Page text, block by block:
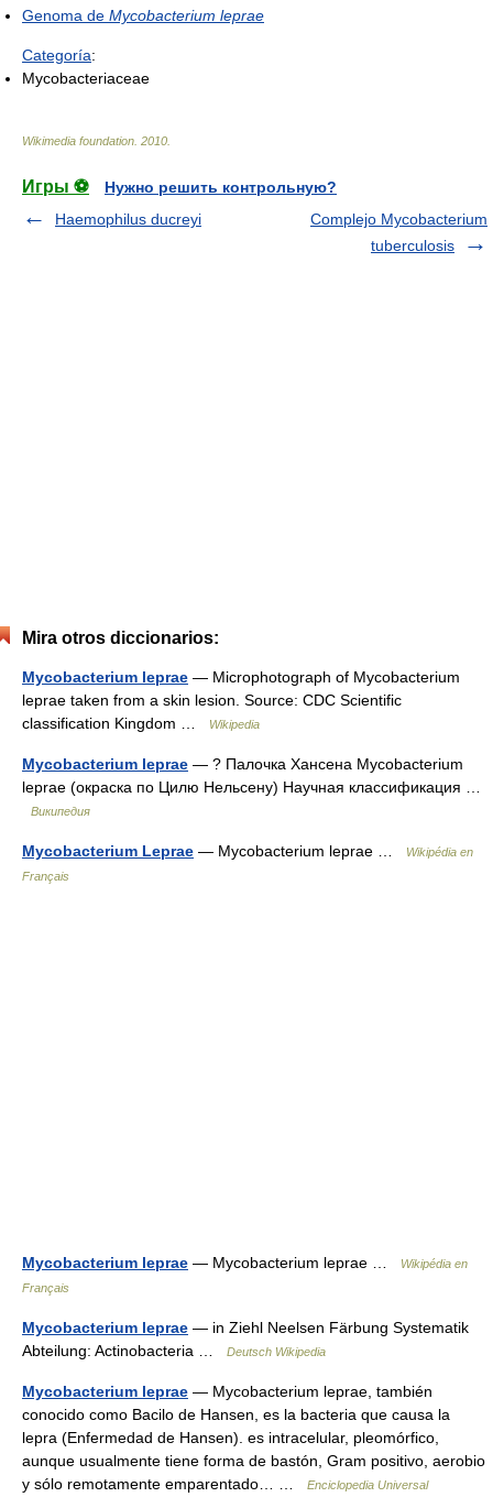
Genoma de Mycobacterium leprae
Categoría:
Mycobacteriaceae
Wikimedia foundation 2010
Игры ⚽
Нужно решить контрольную?
Haemophilus ducreyi
Complejo Mycobacterium
tuberculosis
Mira otros diccionarios:
Mycobacterium leprae — Microphotograph of Mycobacterium
leprae taken from a skin lesion. Source: CDC Scientific
classification Kingdom …
Wikipedia
Mycobacterium leprae — ? Палочка Хансена Mycobacterium
leprae (окраска по Цилю Нельсену) Научная классификация …
Википедия
Mycobacterium Leprae — Mycobacterium leprae …
Wikipédia en
Français
Mycobacterium leprae — Mycobacterium leprae …
Wikipédia en
Français
Mycobacterium leprae — in Ziehl Neelsen Färbung Systematik
Abteilung: Actinobacteria …
Deutsch Wikipedia
Mycobacterium leprae — Mycobacterium leprae, también
conocido como Bacilo de Hansen, es la bacteria que causa la
lepra (Enfermedad de Hansen). es intracelular, pleomórfico,
aunque usualmente tiene forma de bastón, Gram positivo, aerobio
y sólo remotamente emparentado… …
Enciclopedia Universal